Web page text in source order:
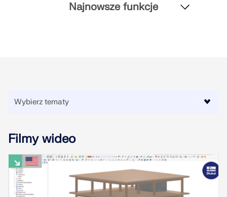
dokładniejszych przepływów pracy w inżynierii
Najnowsze funkcje
Filmy wideo